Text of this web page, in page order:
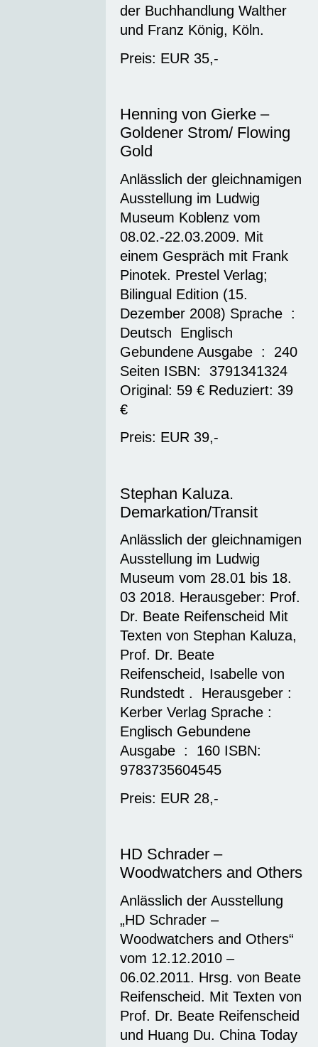
der Buchhandlung Walther
und Franz König, Köln.
Preis: EUR 35,-
Henning von Gierke –
Goldener Strom/ Flowing
Gold
Anlässlich der gleichnamigen
Ausstellung im Ludwig
Museum Koblenz vom
08.02.-22.03.2009. Mit
einem Gespräch mit Frank
Pinotek. Prestel Verlag;
Bilingual Edition (15.
Dezember 2008) Sprache ‏ :
Deutsch ‎ Englisch
Gebundene Ausgabe ‏ : ‎ 240
Seiten ISBN: ‎ 3791341324
Original: 59 € Reduziert: 39
€
Preis: EUR 39,-
Stephan Kaluza.
Demarkation/Transit
Anlässlich der gleichnamigen
Ausstellung im Ludwig
Museum vom 28.01 bis 18.
03 2018. Herausgeber: Prof.
Dr. Beate Reifenscheid Mit
Texten von Stephan Kaluza,
Prof. Dr. Beate
Reifenscheid, Isabelle von
Rundstedt . Herausgeber ‏: ‎
Kerber Verlag Sprache ‏: ‎
Englisch Gebundene
Ausgabe ‏ : ‎ 160 ISBN‏: ‎
9783735604545
Preis: EUR 28,-
HD Schrader –
Woodwatchers and Others
Anlässlich der Ausstellung
„HD Schrader –
Woodwatchers and Others“
vom 12.12.2010 –
06.02.2011. Hrsg. von Beate
Reifenscheid. Mit Texten von
Prof. Dr. Beate Reifenscheid
und Huang Du. China Today